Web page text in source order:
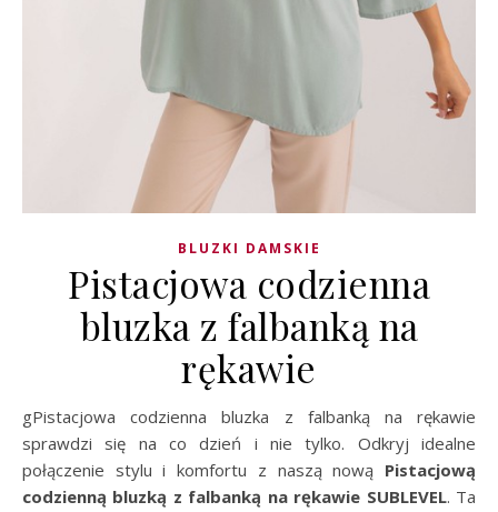
BLUZKI DAMSKIE
Pistacjowa codzienna
bluzka z falbanką na
rękawie
gPistacjowa codzienna bluzka z falbanką na rękawie
sprawdzi się na co dzień i nie tylko. Odkryj idealne
połączenie stylu i komfortu z naszą nową Pistacjową
codzienną bluzką z falbanką na rękawie SUBLEVEL. Ta